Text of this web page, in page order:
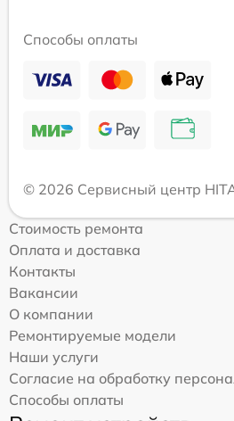
Способы оплаты
© 2026 Сервисный центр
Стоимость ремонта
Оплата и доставка
Контакты
Вакансии
О компании
Ремонтируемые модели
Наши услуги
Согласие на обработку
Способы оплаты